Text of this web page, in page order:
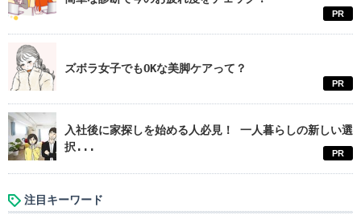
PR
ズボラ女子でもOKな美脚ケアって？
PR
入社後に家探しを始める人必見！ 一人暮らしの新しい選
択...
PR
注目キーワード